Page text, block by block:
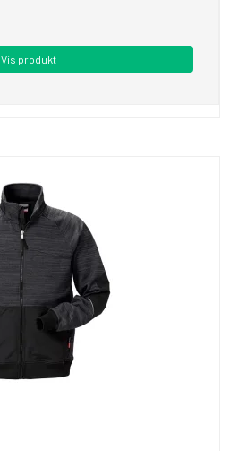
Vis produkt